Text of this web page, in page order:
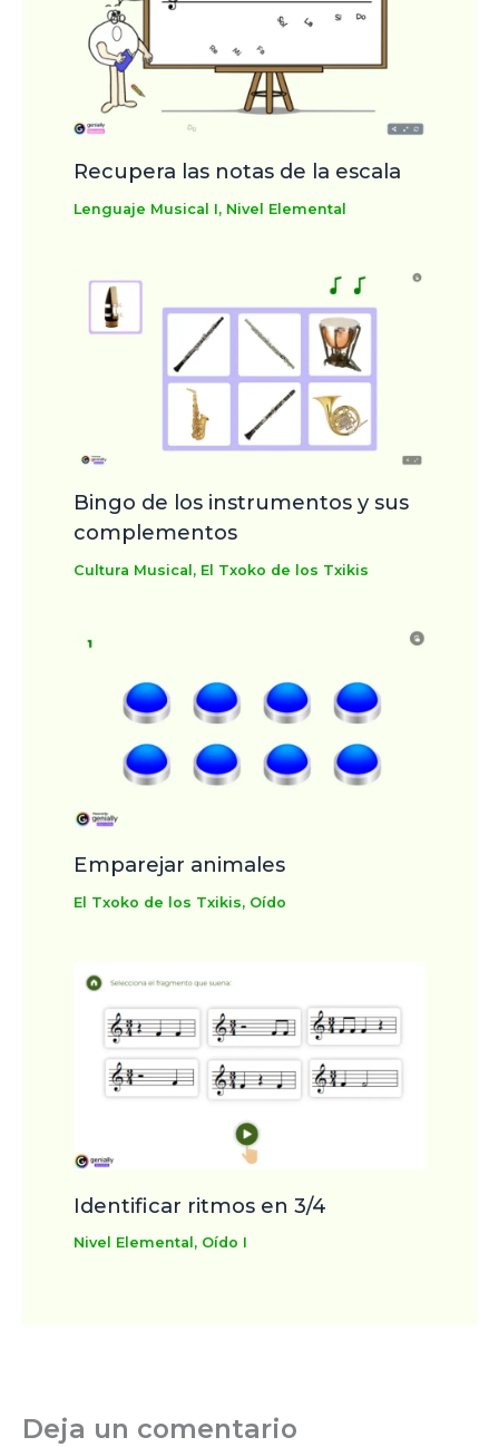
Recupera las notas de la escala
Lenguaje Musical I, Nivel Elemental
Bingo de los instrumentos y sus
complementos
Cultura Musical , El Txoko de los Txikis
Emparejar animales
El Txoko de los Txikis, Oído
Identificar ritmos en 3/4
Nivel Elemental , Oído I
Deja un comentario